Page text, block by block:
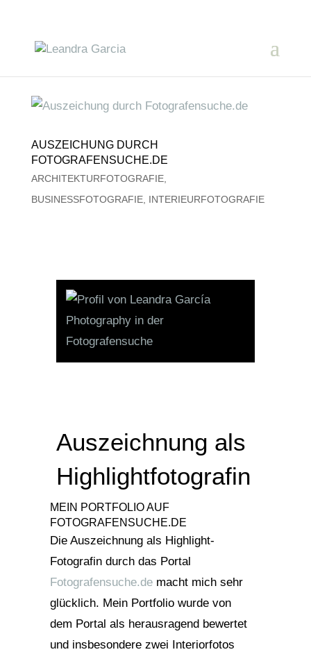
AUSZEICHUNG DURCH
FOTOGRAFENSUCHE.DE
ARCHITEKTURFOTOGRAFIE,
BUSINESSFOTOGRAFIE, INTERIEURFOTOGRAFIE
Auszeichnung als
Highlightfotografin
MEIN PORTFOLIO AUF
FOTOGRAFENSUCHE.DE
Die Auszeichnung als Highlight-
Fotografin durch das Portal
Fotografensuche.de macht mich sehr
glücklich. Mein Portfolio wurde von
dem Portal als herausragend bewertet
und insbesondere zwei Interiorfotos